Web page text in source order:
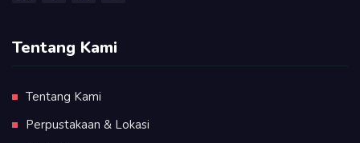
Tentang Kami
Tentang Kami
Perpustakaan & Lokasi